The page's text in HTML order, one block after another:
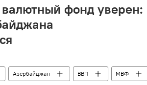
фонд уверен:
Азербайджан ВВП МВФ